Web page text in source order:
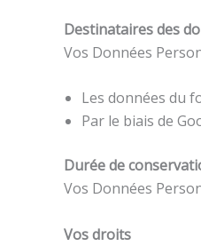
Destinataires des
Vos Données
Les données du
Par le biais de
Durée de
Vos Données
Vos droits